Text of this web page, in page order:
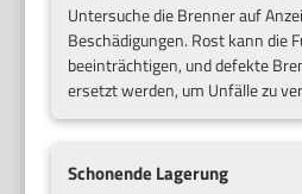
Untersuche die Brenner auf
Beschädigungen. Rost kann die
beeinträchtigen, und defekte
ersetzt werden, um Unfälle zu
Schonende Lagerung